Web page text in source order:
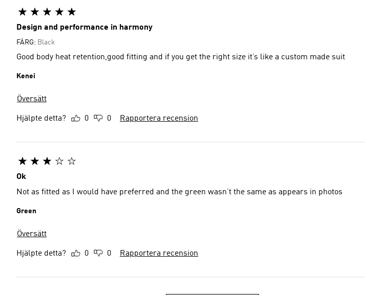
Design and performance in harmony
FÄRG: Black
Good body heat retention,good fitting and if you get the right size it’s like a custom made suit
Kenei
Översätt
Hjälpte detta? 0 0 Rapportera recension
Ok
Not as fitted as I would have preferred and the green wasn’t the same as appears in photos
Green
Översätt
Hjälpte detta? 0 0 Rapportera recension